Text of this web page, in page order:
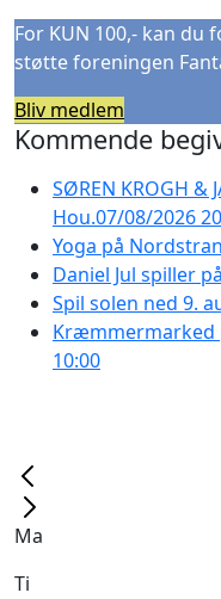
For KUN 100,- kan
støtte foreningen
Bliv medlem
Kommende
SØREN KROGH &
Hou.07/08/2026
Yoga på
Daniel Jul spiller
Spil solen ned 9.
Kræmmermarked
10:00
Ma
Ti